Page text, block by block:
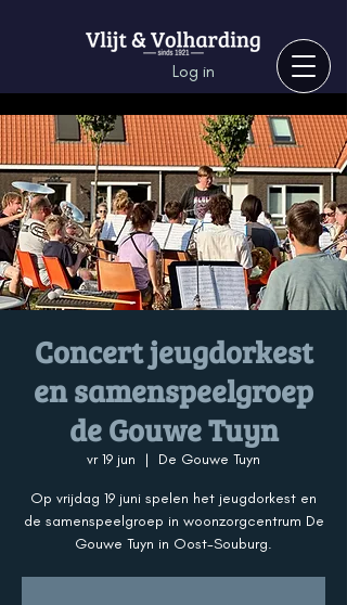
Log in
Concert jeugdorkest
en samenspeelgroep
de Gouwe Tuyn
vr 19 jun
  |
De Gouwe Tuyn
Op vrijdag 19 juni spelen het jeugdorkest en
de samenspeelgroep in woonzorgcentrum De
Gouwe Tuyn in Oost-Souburg.